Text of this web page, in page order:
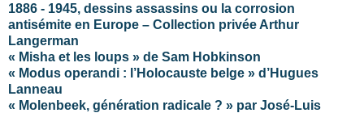
1886 - 1945, dessins assassins ou la corrosion
antisémite en Europe – Collection privée Arthur
Langerman
« Misha et les loups » de Sam Hobkinson
« Modus operandi : l’Holocauste belge » d’Hugues
Lanneau
« Molenbeek, génération radicale ? » par José-Luis